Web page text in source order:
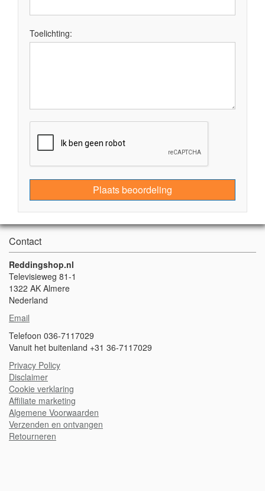
Toelichting:
Plaats beoordeling
Contact
Reddingshop.nl
Televisieweg 81-1
1322 AK Almere
Nederland
Email
Telefoon 036-7117029
Vanuit het buitenland +31 36-7117029
Privacy Policy
Disclaimer
Cookie verklaring
Affiliate marketing
Algemene Voorwaarden
Verzenden en ontvangen
Retourneren